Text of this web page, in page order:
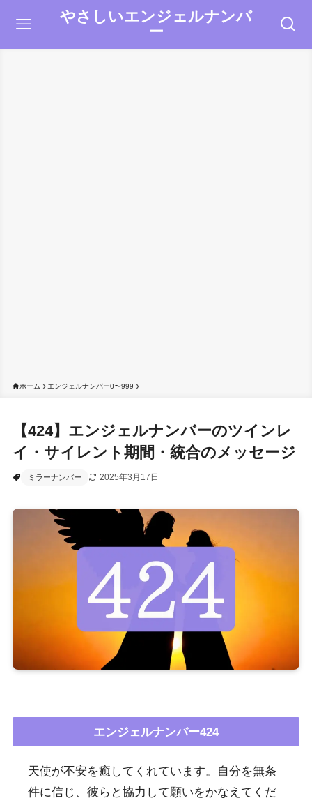
やさしいエンジェルナンバ
ー
ホーム エンジェルナンバー0〜999
【424】エンジェルナンバーのツインレ
イ・サイレント期間・統合のメッセージ
ミラーナンバー 2025年3月17日
エンジェルナンバー424
天使が不安を癒してくれています。自分を無条
件に信じ、彼らと協力して願いをかなえてくだ